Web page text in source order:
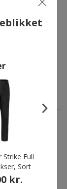
Rogaland
Adventure
kr.
Strike Full
Sort
kr.